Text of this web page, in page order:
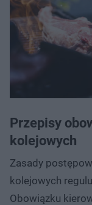
Przepisy
kolejowych
Zasady
kolejowych
Obowiązku